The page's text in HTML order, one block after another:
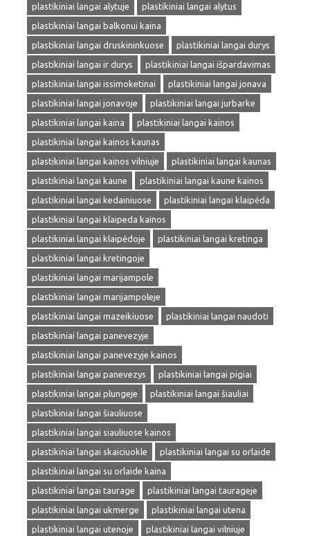
plastikiniai langai alytuje
plastikiniai langai alytus
plastikiniai langai balkonui kaina
plastikiniai langai druskininkuose
plastikiniai langai durys
plastikiniai langai ir durys
plastikiniai langai išpardavimas
plastikiniai langai issimoketinai
plastikiniai langai jonava
plastikiniai langai jonavoje
plastikiniai langai jurbarke
plastikiniai langai kaina
plastikiniai langai kainos
plastikiniai langai kainos kaunas
plastikiniai langai kainos vilniuje
plastikiniai langai kaunas
plastikiniai langai kaune
plastikiniai langai kaune kainos
plastikiniai langai kedainiuose
plastikiniai langai klaipėda
plastikiniai langai klaipeda kainos
plastikiniai langai klaipėdoje
plastikiniai langai kretinga
plastikiniai langai kretingoje
plastikiniai langai marijampole
plastikiniai langai marijampoleje
plastikiniai langai mazeikiuose
plastikiniai langai naudoti
plastikiniai langai panevezyje
plastikiniai langai panevezyje kainos
plastikiniai langai panevezys
plastikiniai langai pigiai
plastikiniai langai plungeje
plastikiniai langai šiauliai
plastikiniai langai šiauliuose
plastikiniai langai siauliuose kainos
plastikiniai langai skaiciuokle
plastikiniai langai su orlaide
plastikiniai langai su orlaide kaina
plastikiniai langai taurage
plastikiniai langai taurageje
plastikiniai langai ukmerge
plastikiniai langai utena
plastikiniai langai utenoje
plastikiniai langai vilniuje